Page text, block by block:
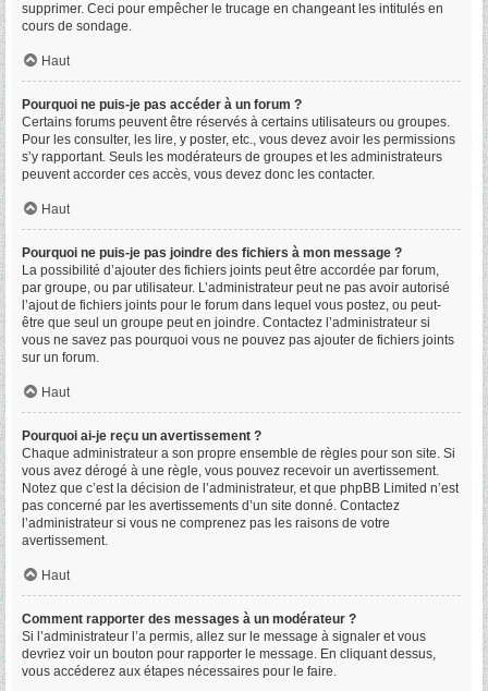
supprimer. Ceci pour empêcher le trucage en changeant les intitulés en
cours de sondage.
Haut
Pourquoi ne puis-je pas accéder à un forum ?
Certains forums peuvent être réservés à certains utilisateurs ou groupes.
Pour les consulter, les lire, y poster, etc., vous devez avoir les permissions
s’y rapportant. Seuls les modérateurs de groupes et les administrateurs
peuvent accorder ces accès, vous devez donc les contacter.
Haut
Pourquoi ne puis-je pas joindre des fichiers à mon message ?
La possibilité d’ajouter des fichiers joints peut être accordée par forum,
par groupe, ou par utilisateur. L’administrateur peut ne pas avoir autorisé
l’ajout de fichiers joints pour le forum dans lequel vous postez, ou peut-
être que seul un groupe peut en joindre. Contactez l’administrateur si
vous ne savez pas pourquoi vous ne pouvez pas ajouter de fichiers joints
sur un forum.
Haut
Pourquoi ai-je reçu un avertissement ?
Chaque administrateur a son propre ensemble de règles pour son site. Si
vous avez dérogé à une règle, vous pouvez recevoir un avertissement.
Notez que c’est la décision de l’administrateur, et que phpBB Limited n’est
pas concerné par les avertissements d’un site donné. Contactez
l’administrateur si vous ne comprenez pas les raisons de votre
avertissement.
Haut
Comment rapporter des messages à un modérateur ?
Si l’administrateur l’a permis, allez sur le message à signaler et vous
devriez voir un bouton pour rapporter le message. En cliquant dessus,
vous accéderez aux étapes nécessaires pour le faire.